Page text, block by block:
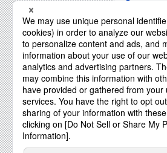
パナソニ
Panasonic
「
専用サイ